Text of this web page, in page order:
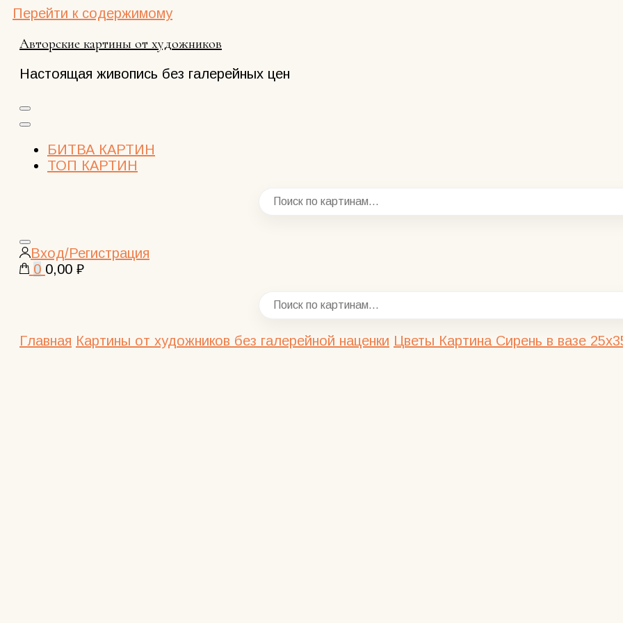
Перейти к содержимому
Авторские картины от художников
Настоящая живопись без галерейных цен
БИТВА КАРТИН
ТОП КАРТИН
Закрыть
поиск
Вход/Регистрация
0 0,00 ₽
Главная Картины от художников без галерейной наценки Цветы Картина Сирень в вазе